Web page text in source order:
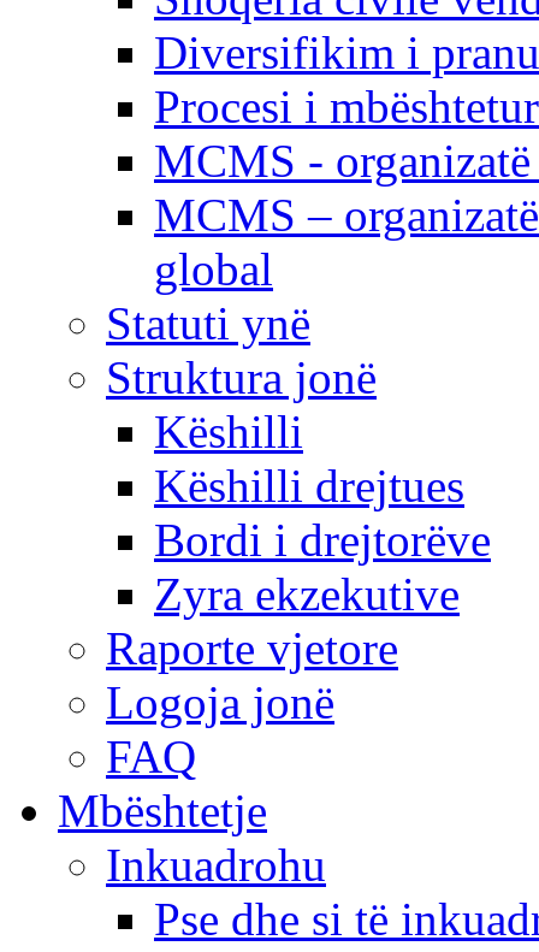
Diversifikim i
Procesi i
MCMS -
MCMS –
global
Statuti ynë
Struktura jonë
Këshilli
Këshilli drejtues
Bordi i drejtorëve
Zyra ekzekutive
Raporte vjetore
Logoja jonë
FAQ
Mbështetje
Inkuadrohu
Pse dhe si të